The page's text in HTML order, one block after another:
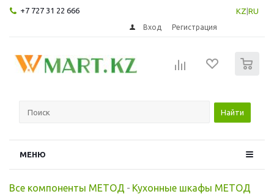
+7 727 31 22 666 KZ RU
Вход Регистрация
Найти
МЕНЮ
Все компоненты МЕТОД - Кухонные шкафы МЕТОД